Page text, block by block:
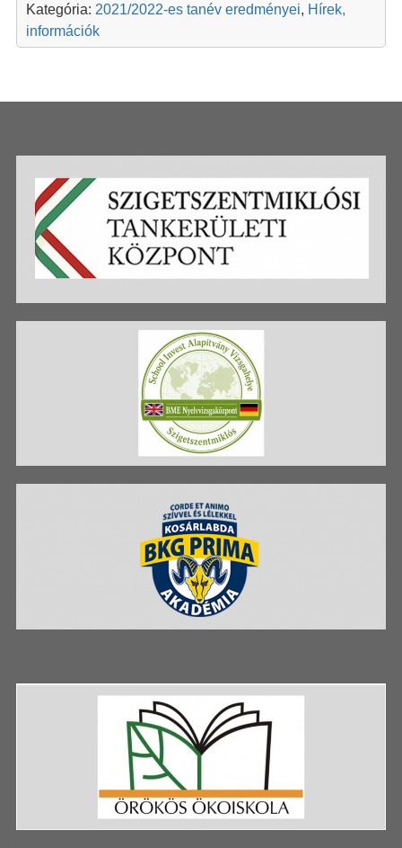
Kategória: 2021/2022-es tanév eredményei, Hírek,
információk